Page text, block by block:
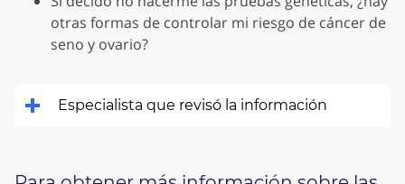
otras formas de controlar mi riesgo de cáncer de
seno y ovario?
Especialista que revisó la información